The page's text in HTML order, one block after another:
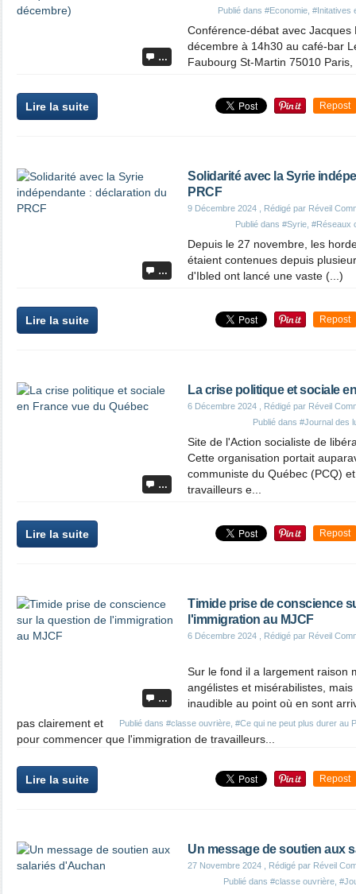
…
Publié dans #Economie #Initatives
Conférence-débat avec Jacques
décembre à 14h30 au café-bar
Faubourg St-Martin 75010
Lire la suite Repost
…
Solidarité avec la Syrie
PRCF
9 Décembre 2024 , Rédigé par Réveil
Publié dans #Syrie #Réseaux
Depuis le 27 novembre, les
étaient contenues depuis
d'Ibled ont lancé une vaste (...)
Lire la suite Repost
…
La crise politique et sociale
6 Décembre 2024 , Rédigé par Réveil
Publié dans #Journal des
Site de l'Action socialiste de
Cette organisation portait
communiste du Québec (PCQ)
travailleurs e...
Lire la suite Repost
…
Timide prise de conscience
l'immigration au MJCF
6 Décembre 2024 , Rédigé par Réveil
Publié dans #classe ouvrière #Ce qui ne peut plus durer au
Sur le fond il a largement raison
angélistes et misérabilistes,
inaudible au point où en sont
pas clairement et
pour commencer que l'immigration de travailleurs...
Lire la suite Repost
Un message de soutien aux
27 Novembre 2024 , Rédigé par Réveil
Publié dans #classe ouvrière